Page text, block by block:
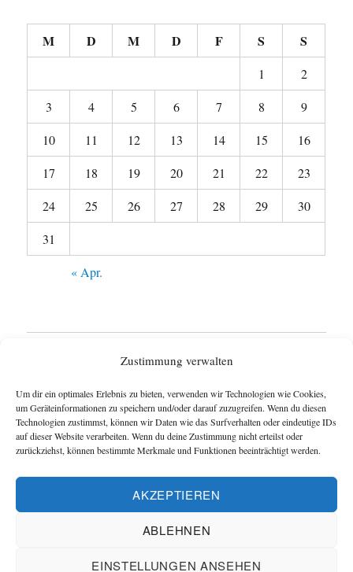
Zustimmung verwalten
Um dir ein optimales Erlebnis zu bieten, verwenden wir Technologien wie Cookies,
um Geräteinformationen zu speichern und/oder darauf zuzugreifen. Wenn du diesen
Technologien zustimmst, können wir Daten wie das Surfverhalten oder eindeutige IDs
auf dieser Website verarbeiten. Wenn du deine Zustimmung nicht erteilst oder
zurückziehst, können bestimmte Merkmale und Funktionen beeinträchtigt werden.
AKZEPTIEREN
ABLEHNEN
EINSTELLUNGEN ANSEHEN
M D M D F S S
1
2
3
4 5 6 7 8
9
10
11 12 13 14 15
16
17
18 19 20 21 22
23
24
25 26 27 28 29
30
31
« Apr.
Wie funktioniert das Blog ?
anzeigen
Impressum
Cookie-Richtlinie (EU)